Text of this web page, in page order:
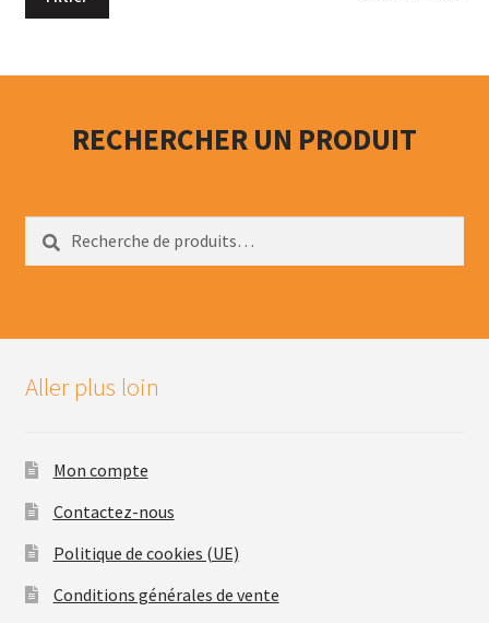
RECHERCHER UN PRODUIT
pour :
Aller plus loin
Mon compte
Contactez-nous
Politique de cookies (UE)
Conditions générales de vente